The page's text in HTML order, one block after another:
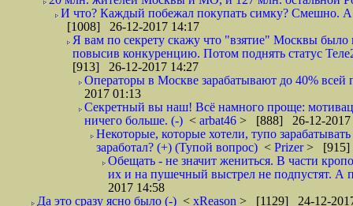
И что? Каждый побежал покупать симку? Смешно. А
[1008] 26-12-2017 14:17
Я вам по секрету скажу что "взятие" Москвы
повысив конкуренцию. Потом поднять статус
[913] 26-12-2017 14:27
Операторы в Москве зарабатывают до 40% всей
2017 01:13
Секретный вы наш! Всё намного проще:
ничего больше. (-) < arbat46 > [888] 26-12-2017
Некоторые, которые хотели, тупо
заработал? (+) (Тупой вопрос) < Prizer> [915]
Обещать - не значит жениться. В части
их и на пушечный выстрел не подпустят. А
2017 14:58
Да это сразу ясно было (-) < xReason > [1129] 24-12-